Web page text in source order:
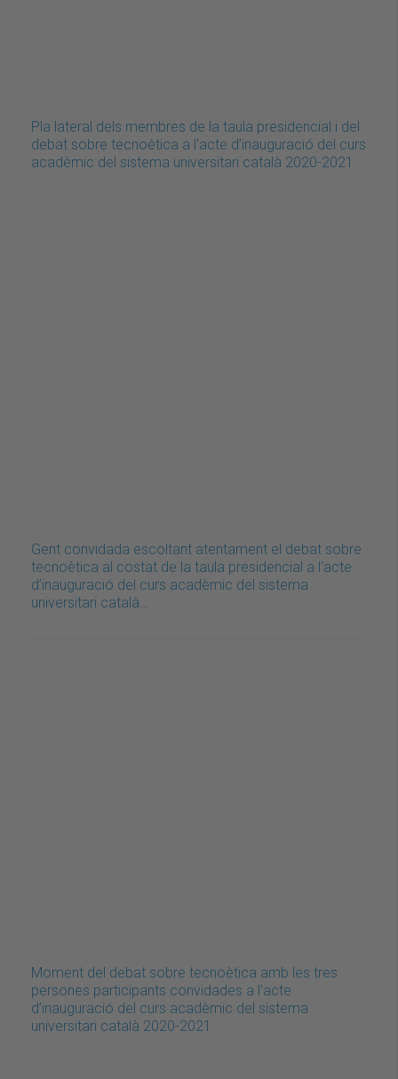
Pla lateral dels membres de la taula presidencial i del
debat sobre tecnoètica a l'acte d’inauguració del curs
acadèmic del sistema universitari català 2020-2021
Gent convidada escoltant atentament el debat sobre
tecnoètica al costat de la taula presidencial a l'acte
d’inauguració del curs acadèmic del sistema
universitari català…
Moment del debat sobre tecnoètica amb les tres
persones participants convidades a l'acte
d’inauguració del curs acadèmic del sistema
universitari català 2020-2021